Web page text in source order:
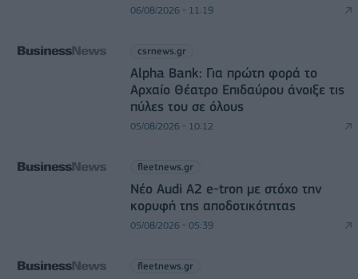
06/08/2026 - 11:19
csrnews.gr
Alpha Bank: Για πρώτη φορά το
Αρχαίο Θέατρο Επιδαύρου άνοιξε τις
πύλες του σε όλους
05/08/2026 - 10:12
fleetnews.gr
Νέο Audi A2 e-tron με στόχο την
κορυφή της αποδοτικότητας
05/08/2026 - 05:39
fleetnews.gr